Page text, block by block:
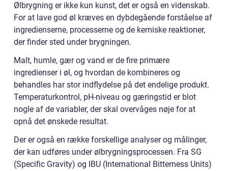
Ølbrygning er ikke kun kunst, det er også en videnskab.
For at lave god øl kræves en dybdegående forståelse af
ingredienserne, processerne og de kemiske reaktioner,
der finder sted under brygningen.
Malt, humle, gær og vand er de fire primære
ingredienser i øl, og hvordan de kombineres og
behandles har stor indflydelse på det endelige produkt.
Temperaturkontrol, pH-niveau og gæringstid er blot
nogle af de variabler, der skal overvåges nøje for at
opnå det ønskede resultat.
Der er også en række forskellige analyser og målinger,
der kan udføres under ølbrygningsprocessen. Fra SG
(Specific Gravity) og IBU (International Bitterness Units)